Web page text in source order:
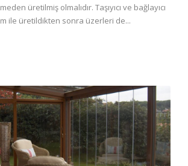
üretilmiş olmalıdır. Taşıyıcı ve bağlayıcı
ile üretildikten sonra üzerleri de...